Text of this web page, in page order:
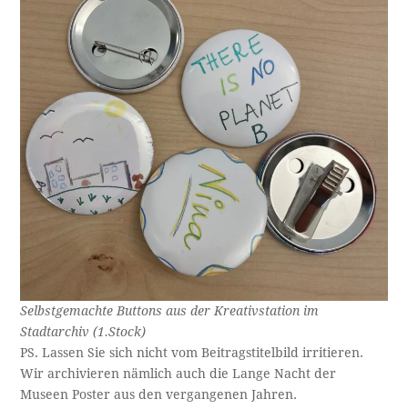
Selbstgemachte Buttons aus der Kreativstation im
Stadtarchiv (1.Stock)
PS. Lassen Sie sich nicht vom Beitragstitelbild irritieren.
Wir archivieren nämlich auch die Lange Nacht der
Museen Poster aus den vergangenen Jahren.